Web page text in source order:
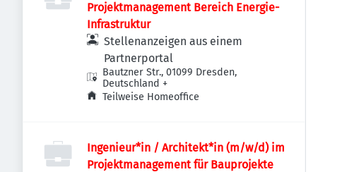
Projektmanagement Bereich Energie-
Infrastruktur
Stellenanzeigen aus einem
Partnerportal
Bautzner Str., 01099 Dresden,
Deutschland +
Teilweise Homeoffice
Ingenieur*in / Architekt*in (m/w/d) im
Projektmanagement für Bauprojekte